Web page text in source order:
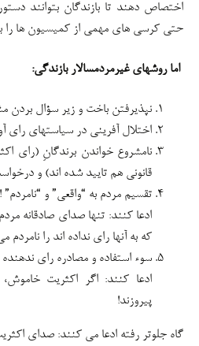
اختصاص دهند تا بازندگان بتوانند
حتی کرسی های مهمی از کمیسیون ها را
اما روشهای غیرمردمسالار بازندگی:
نپذیرفتن باخت و زیر سؤال بردن
اختلال آفرینی در سیاستهای رای
نامشروع خواندن برندگانِ (رای
قانونی هم تایید شده اند) و
تقسیم مردم به “واقعی” و “نامردم” !
ادعا کنند: تنها صدای صادقانه
که به آنها رای نداده اند را نامردم
سوء استفاده و مصادره رای
ادعا کنند: اگر اکثریت خاموش،
پیروزند!
گاه جلوتر رفته ادعا می کنند: صدای